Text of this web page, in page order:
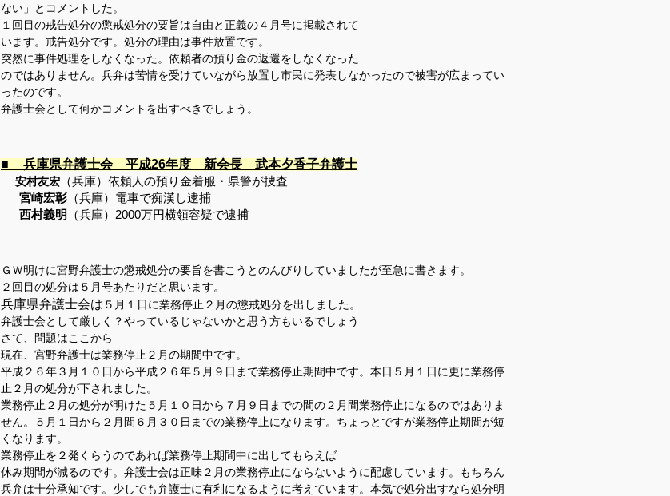
ない」とコメントした。
１回目の戒告処分の懲戒処分の要旨は自由と正義の４月号に掲載されて
います。戒告処分です。処分の理由は事件放置です。
突然に事件処理をしなくなった。依頼者の預り金の返還をしなくなった
のではありません。兵弁は苦情を受けていながら放置し市民に発表しなかったので被害が広まってい
ったのです。
弁護士会として何かコメントを出すべきでしょう。
■ 兵庫県弁護士会 平成26年度 新会長 武本夕香子弁護士
安村友宏 （兵庫）依頼人の預り金着服・県警が捜査
宮崎宏彰（兵庫）電車で痴漢し逮捕
西村義明
（兵庫） 2000万円横領容疑で逮捕
ＧＷ明けに宮野弁護士の懲戒処分の要旨を書こうとのんびりしていましたが至急に書きます。
２回目の処分は５月号あたりだと思います。
兵庫県弁護士会は ５月１日に業務停止２月の懲戒処分を出しました。
弁護士会として厳しく？やっているじゃないかと思う方もいるでしょう
さて、問題はここから
現在、宮野弁護士は業務停止２月の期間中です。
平成２６年３月１０日から平成２６年５月９日まで業務停止期間中です。本日５月１日に更に業務停
止２月の処分が下されました。
業務停止２月の処分が明けた５月１０日から７月９日までの間の２月間業務停止になるのではありま
せん。５月１日から２月間６月３０日までの業務停止になります。ちょっとですが業務停止期間が短
くなります。
業務停止を２発くらうのであれば業務停止期間中に出してもらえば
休み期間が減るのです。弁護士会は正味２月の業務停止にならないように配慮しています。もちろん
兵弁は十分承知です。少しでも弁護士に有利になるように考えています。本気で処分出すなら処分明